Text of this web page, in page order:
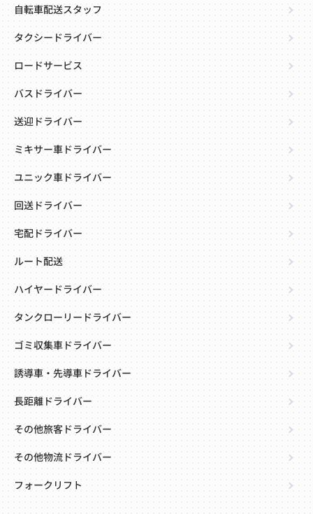
自転車配送スタッフ
タクシードライバー
ロードサービス
バスドライバー
送迎ドライバー
ミキサー車ドライバー
ユニック車ドライバー
回送ドライバー
宅配ドライバー
ルート配送
ハイヤードライバー
タンクローリードライバー
ゴミ収集車ドライバー
誘導車・先導車ドライバー
長距離ドライバー
その他旅客ドライバー
その他物流ドライバー
フォークリフト